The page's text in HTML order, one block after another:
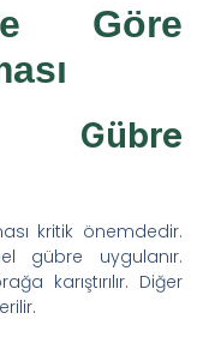
Göre
Gübre
kritik önemdedir.
gübre uygulanır.
karıştırılır. Diğer